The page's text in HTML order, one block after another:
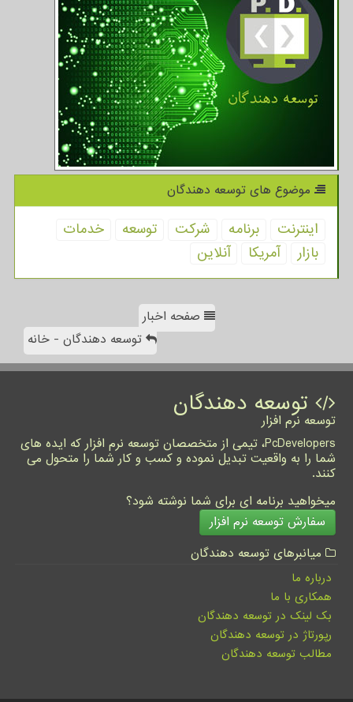
موضوع های توسعه دهندگان
اینترنت برنامه شركت توسعه
خدمات
بازار
آمریكا آنلاین
صفحه اخبار
توسعه دهندگان - خانه
توسعه دهندگان
توسعه نرم افزار
PcDevelopers، تیمی از متخصصان توسعه نرم افزار که ایده های
شما را به واقعیت تبدیل نموده و کسب و کار شما را متحول می
کنند.
میخواهید برنامه ای برای شما نوشته شود؟
سفارش توسعه نرم افزار
میانبرهای توسعه دهندگان
درباره ما
همکاری با ما
بک لینک در توسعه دهندگان
رپورتاژ در توسعه دهندگان
مطالب توسعه دهندگان